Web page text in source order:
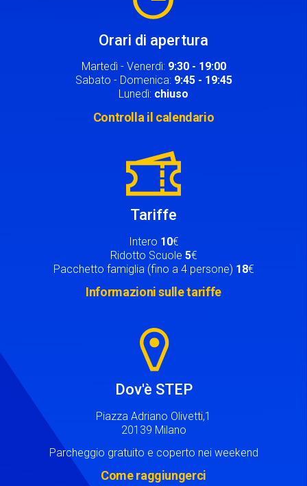
Orari di apertura
Martedì - Venerdì: 9:30 - 19:00
Sabato - Domenica: 9:45 - 19:45
Lunedì: chiuso
Controlla il calendario
Tariffe
Intero 10€
Ridotto Scuole 5€
Pacchetto famiglia (fino a 4 persone) 18€
Informazioni sulle tariffe
Dov'è STEP
Piazza Adriano Olivetti,1
20139 Milano
Parcheggio gratuito e coperto nei weekend
Come raggiungerci